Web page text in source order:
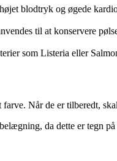
blodtryk og øgede
til at konservere
som Listeria eller
farve. Når de er tilberedt,
da dette er tegn